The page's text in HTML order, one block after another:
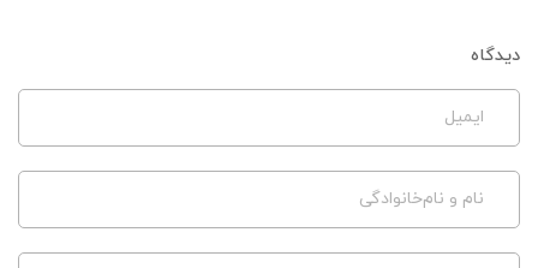
دیدگاه
ایمیل
نام و نام‌خانوادگی